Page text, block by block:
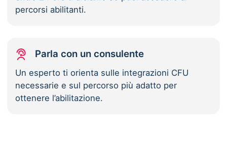
percorsi abilitanti.
Parla con un consulente
Un esperto ti orienta sulle integrazioni CFU
necessarie e sul percorso più adatto per
ottenere l’abilitazione.